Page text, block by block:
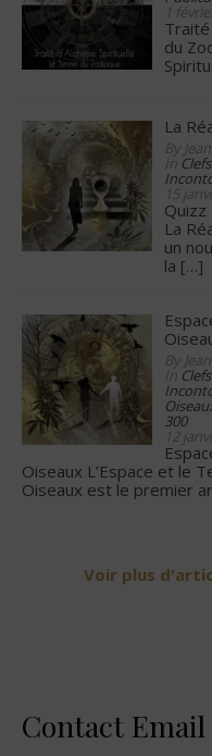
1
Traité
du
La
By
In
15
La
un
la […]
By
In
300
12
Oiseaux L’Espace et le
Oiseaux est le premier
Voir plus
Contact Email